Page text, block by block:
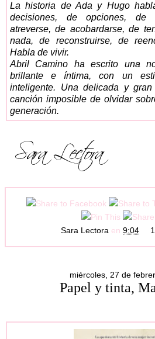
La historia de Ada y Hugo
decisiones, de opciones, de
atreverse, de acobardarse, de
nada, de reconstruirse, de
Habla de vivir.
Abril Camino ha escrito una
brillante e íntima, con un
inteligente. Una delicada y
canción imposible de olvidar
generación.
Sara Lectora en9:04
miércoles, 27 de
Papel y tinta,